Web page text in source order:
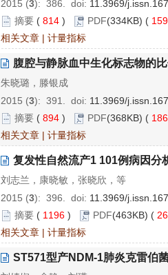
2015 (3): 386. doi: 11.3969/
摘要 ( 814 ) PDF(334KB) (
相关文章 | 计量指标
腹腔与静脉血中生化标志物的
朱晓璐，滕银成
2015 (3): 391. doi: 11.3969/
摘要 ( 894 ) PDF(368KB) (
相关文章 | 计量指标
复发性自然流产1 101例病因分
刘志兰，康晓敏，张晓欣，等
2015 (3): 396. doi: 11.3969/
摘要 ( 1196 ) PDF(463KB) (
相关文章 | 计量指标
ST571型产NDM-1肺炎克雷伯